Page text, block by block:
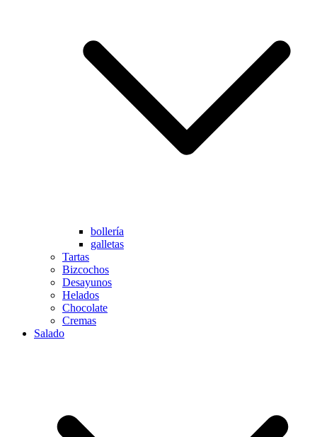
bollería
galletas
Tartas
Bizcochos
Desayunos
Helados
Chocolate
Cremas
Salado